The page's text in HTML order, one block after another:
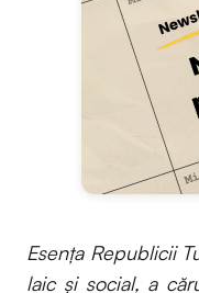
Esența Republicii
laic și social, a